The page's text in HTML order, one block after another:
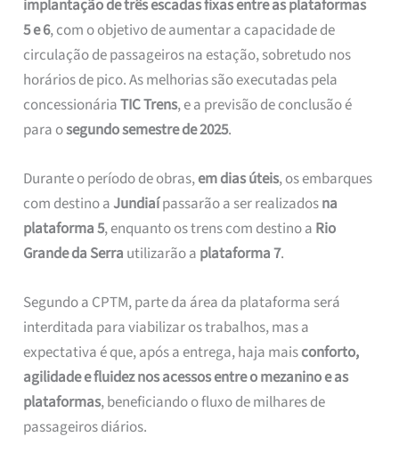
implantação de três escadas fixas entre as plataformas
5 e 6, com o objetivo de aumentar a capacidade de
circulação de passageiros na estação, sobretudo nos
horários de pico. As melhorias são executadas pela
concessionáriaTIC Trens, e a previsão de conclusão é
para osegundo semestre de 2025.
Durante o período de obras,em dias úteis, os embarques
com destino aJundiaípassarão a ser realizadosna
plataforma 5, enquanto os trens com destino a Rio
Grande da Serra utilizarão a plataforma 7.
Segundo a CPTM, parte da área da plataforma será
interditada para viabilizar os trabalhos, mas a
expectativa é que, após a entrega, haja maisconforto,
agilidade e fluidez nos acessos entre o mezanino e as
plataformas, beneficiando o fluxo de milhares de
passageiros diários.